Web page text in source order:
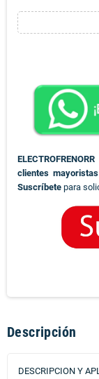
clientes
Suscríbete para
Descripción
DESCRIPCION Y